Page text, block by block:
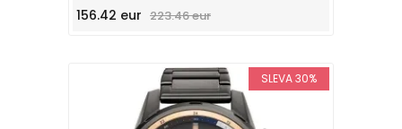
156.42 eur 223.46 eur
SLEVA 30%